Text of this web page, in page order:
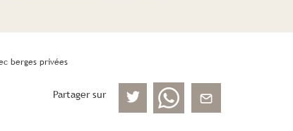
berges privées
Partager sur